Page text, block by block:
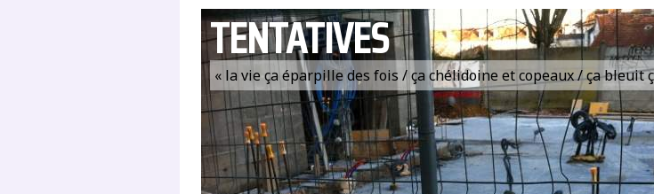
TENTATIVES
« la vie ça éparpille des fois / ça chélidoine et copeaux / ça bleuit